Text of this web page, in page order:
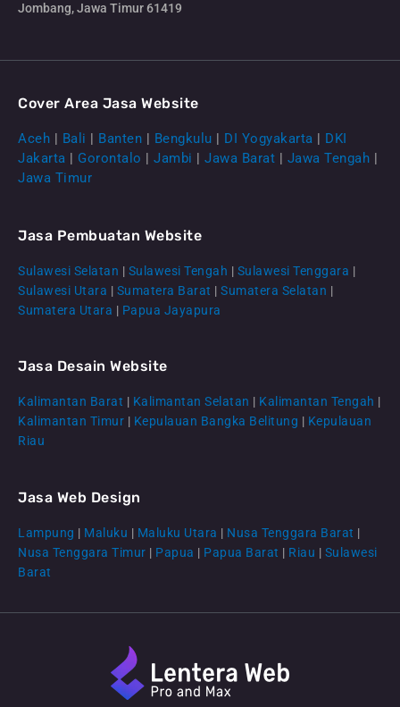
CS Lenteraweb
Jombang, Jawa Timur 61419
Cover Area Jasa Website
Aceh | Bali | Banten | Bengkulu | DI Yogyakarta | DKI
Jakarta | Gorontalo | Jambi | Jawa Barat | Jawa Tengah |
Jawa Timur
Jasa Pembuatan Website
Sulawesi Selatan | Sulawesi Tengah | Sulawesi Tenggara |
Sulawesi Utara | Sumatera Barat | Sumatera Selatan |
Sumatera Utara | Papua Jayapura
Jasa Desain Website
Kalimantan Barat | Kalimantan Selatan | Kalimantan Tengah |
Kalimantan Timur | Kepulauan Bangka Belitung | Kepulauan
Riau
Jasa Web Design
Lampung | Maluku | Maluku Utara | Nusa Tenggara Barat |
Nusa Tenggara Timur | Papua | Papua Barat | Riau | Sulawesi
Barat